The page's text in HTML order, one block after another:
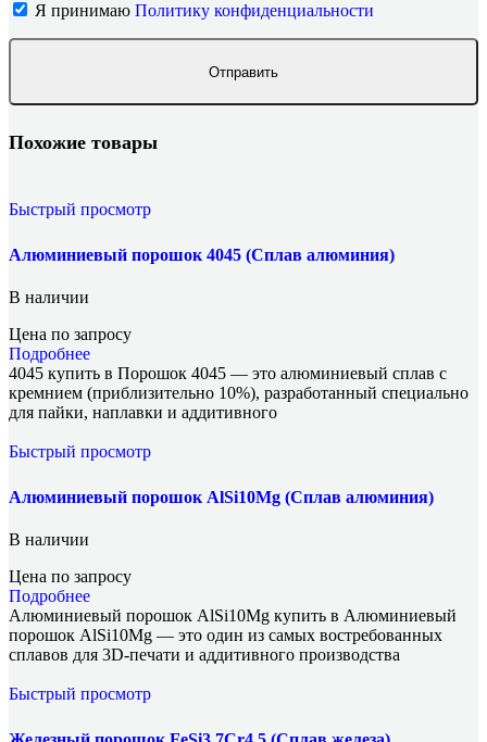
Я принимаю Политику конфиденциальности
Похожие товары
Быстрый просмотр
Алюминиевый порошок 4045 (Сплав алюминия)
В наличии
Цена по запросу
Подробнее
4045 купить в Порошок 4045 — это алюминиевый сплав с
кремнием (приблизительно 10%), разработанный специально
для пайки, наплавки и аддитивного
Быстрый просмотр
Алюминиевый порошок AlSi10Mg (Сплав алюминия)
В наличии
Цена по запросу
Подробнее
Алюминиевый порошок AlSi10Mg купить в Алюминиевый
порошок AlSi10Mg — это один из самых востребованных
сплавов для 3D-печати и аддитивного производства
Быстрый просмотр